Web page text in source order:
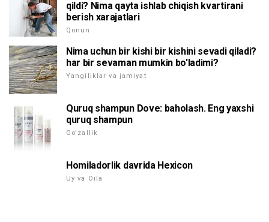
qildi? Nima qayta ishlab chiqish kvartirani
berish xarajatlari
Qonun
Nima uchun bir kishi bir kishini sevadi qiladi?
har bir sevaman mumkin bo'ladimi?
Yangiliklar va jamiyat
Quruq shampun Dove: baholash. Eng yaxshi
quruq shampun
Go'zallik
Homiladorlik davrida Hexicon
Uy va Oila